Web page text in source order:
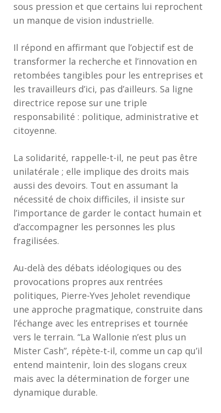
sous pression et que certains lui reprochent
un manque de vision industrielle.
Il répond en affirmant que l’objectif est de
transformer la recherche et l’innovation en
retombées tangibles pour les entreprises et
les travailleurs d’ici, pas d’ailleurs. Sa ligne
directrice repose sur une triple
responsabilité : politique, administrative et
citoyenne.
La solidarité, rappelle-t-il, ne peut pas être
unilatérale ; elle implique des droits mais
aussi des devoirs. Tout en assumant la
nécessité de choix difficiles, il insiste sur
l’importance de garder le contact humain et
d’accompagner les personnes les plus
fragilisées.
Au-delà des débats idéologiques ou des
provocations propres aux rentrées
politiques, Pierre-Yves Jeholet revendique
une approche pragmatique, construite dans
l’échange avec les entreprises et tournée
vers le terrain. “La Wallonie n’est plus un
Mister Cash”, répète-t-il, comme un cap qu’il
entend maintenir, loin des slogans creux
mais avec la détermination de forger une
dynamique durable.